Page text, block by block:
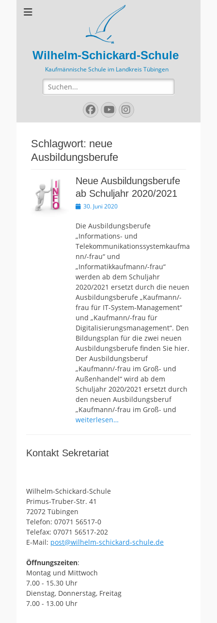
Wilhelm-Schickard-Schule
Kaufmännische Schule im Landkreis Tübingen
Suchen
nach:
Facebook
YouTube
Instagram
Schlagwort: neue
Ausbildungsberufe
Neue Ausbildungsberufe
ab Schuljahr 2020/2021
Veröffentlicht
30. Juni 2020
Die Ausbildungsberufe
„Informations- und
Telekommunikationssystemkaufma
nn/-frau“ und
„Informatikkaufmann/-frau“
werden ab dem Schuljahr
2020/2021 ersetzt durch die neuen
Ausbildungsberufe „Kaufmann/-
frau für IT-System-Management“
und „Kaufmann/-frau für
Digitalisierungsmanagement“. Den
Bildungsplan für die zwei neuen
Ausbildungsberufe finden Sie hier.
Der Ausbildungsberuf
„Kaufmann/-frau im Groß- und
Außenhandel“ wird ab dem
Schuljahr 2020/2021 ersetzt durch
den neuen Ausbildungsberuf
„Kaufmann/-frau im Groß- und
weiterlesen…
Kontakt Sekretariat
Wilhelm-Schickard-Schule
Primus-Truber-Str. 41
72072 Tübingen
Telefon: 07071 56517-0
Telefax: 07071 56517-202
E-Mail: post@wilhelm-schickard-schule.de
Öffnungszeiten:
Montag und Mittwoch
7.00 - 15.30 Uhr
Dienstag, Donnerstag, Freitag
7.00 - 13.00 Uhr